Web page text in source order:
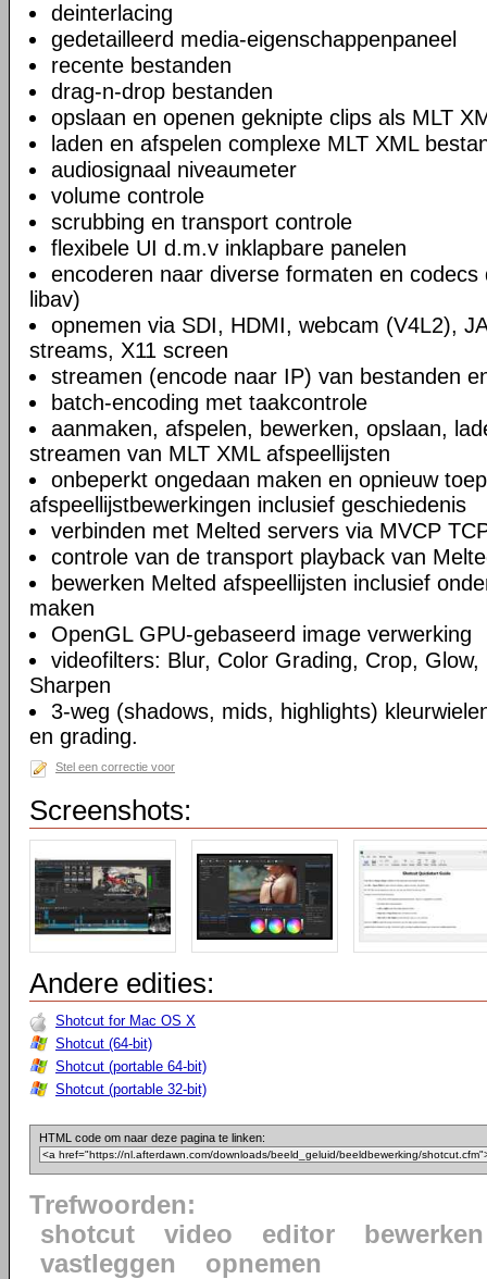
deinterlacing
gedetailleerd media-eigenschappenpaneel
recente bestanden
drag-n-drop bestanden
opslaan en openen geknipte clips als MLT
laden en afspelen complexe MLT XML
audiosignaal niveaumeter
volume controle
scrubbing en transport controle
flexibele UI d.m.v inklapbare panelen
encoderen naar diverse formaten en codecs
libav)
opnemen via SDI, HDMI, webcam (V4L2),
streams, X11 screen
streamen (encode naar IP) van bestanden
batch-encoding met taakcontrole
aanmaken, afspelen, bewerken, opslaan,
streamen van MLT XML afspeellijsten
onbeperkt ongedaan maken en opnieuw
afspeellijstbewerkingen inclusief geschiedenis
verbinden met Melted servers via MVCP
controle van de transport playback van
bewerken Melted afspeellijsten inclusief
maken
OpenGL GPU-gebaseerd image verwerking
videofilters: Blur, Color Grading, Crop,
Sharpen
3-weg (shadows, mids, highlights)
en grading.
Stel een correctie voor
Screenshots:
Andere edities:
Shotcut for Mac OS X
Shotcut (64-bit)
Shotcut (portable 64-bit)
Shotcut (portable 32-bit)
HTML code om naar deze pagina te linken:
Trefwoorden:
shotcut
video editor
bewerken
vastleggen
opnemen